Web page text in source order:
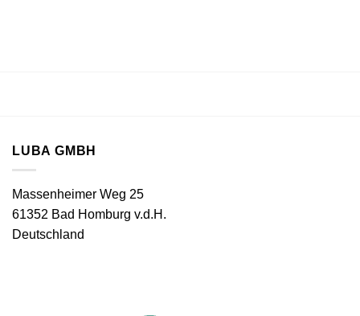
LUBA GMBH
Massenheimer Weg 25
61352 Bad Homburg v.d.H.
Deutschland